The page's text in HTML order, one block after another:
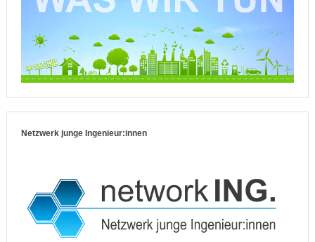
Netzwerk junge Ingenieur:innen